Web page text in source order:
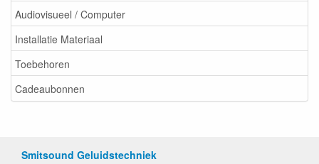
Audiovisueel / Computer
Installatie Materiaal
Toebehoren
Cadeaubonnen
Smitsound Geluidstechniek